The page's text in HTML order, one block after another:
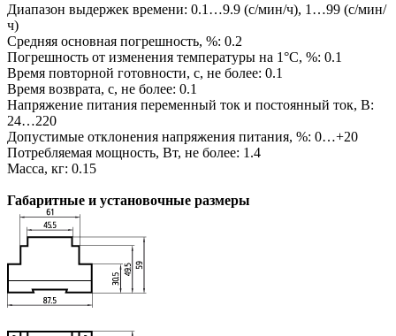
Диапазон выдержек времени: 0.1…9.9 (с/мин/ч), 1…99 (с/мин/
ч)
Средняя основная погрешность, %: 0.2
Погрешность от изменения температуры на 1°С, %: 0.1
Время повторной готовности, с, не более: 0.1
Время возврата, с, не более: 0.1
Напряжение питания переменный ток и постоянный ток, В:
24…220
Допустимые отклонения напряжения питания, %: 0…+20
Потребляемая мощность, Вт, не более: 1.4
Масса, кг: 0.15
Габаритные и установочные размеры